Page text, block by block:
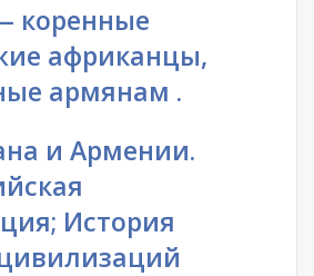
коренные
африканцы,
армянам .
и Армении.
История